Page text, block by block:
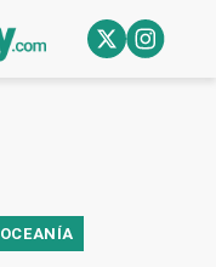
OCEANÍA